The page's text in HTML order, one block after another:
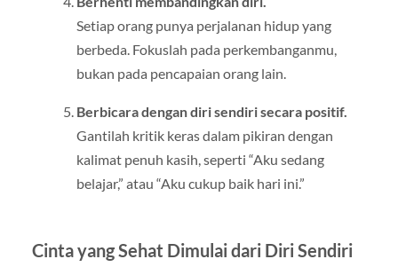
Setiap orang punya perjalanan hidup yang
berbeda. Fokuslah pada perkembanganmu,
bukan pada pencapaian orang lain.
Berbicara dengan diri sendiri secara positif.
Gantilah kritik keras dalam pikiran dengan
kalimat penuh kasih, seperti “Aku sedang
belajar,” atau “Aku cukup baik hari ini.”
Cinta yang Sehat Dimulai dari Diri Sendiri